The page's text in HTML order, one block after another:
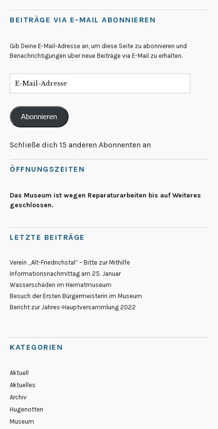
BEITRÄGE VIA E-MAIL ABONNIEREN
Gib Deine E-Mail-Adresse an, um diese Seite zu abonnieren und
Benachrichtigungen über neue Beiträge via E-Mail zu erhalten.
Abonnieren
Schließe dich 15 anderen Abonnenten an
ÖFFNUNGSZEITEN
Das Museum ist wegen Reparaturarbeiten bis auf Weiteres
geschlossen.
LETZTE BEITRÄGE
Verein „Alt-Friedrichstal“ – Bitte zur Mithilfe
Informationsnachmittag am 25. Januar
Wasserschäden im Heimatmuseum
Besuch der Ersten Bürgermeisterin im Museum
Bericht zur Jahres-Hauptversammlung 2022
KATEGORIEN
Aktuell
Aktuelles
Archiv
Hugenotten
Museum